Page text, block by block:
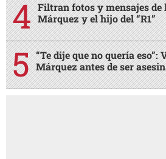
Filtran fotos y mensajes
Márquez y el hijo del “R1”
“Te dije que no quería eso”:
Márquez antes de ser